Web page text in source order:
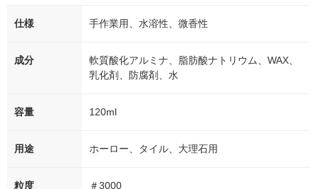
仕様 手作業用、水溶性、微香性
成分
軟質酸化アルミナ、脂肪酸ナトリウム、WAX、
乳化剤、防腐剤、水
容量 120ml
用途 ホーロー、タイル、大理石用
粒度 ＃3000